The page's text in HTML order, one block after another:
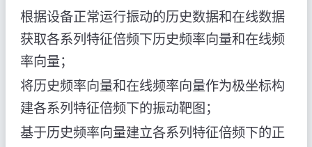
根据设备正常运行振动的历史数据和在线数据
获取各系列特征倍频下历史频率向量和在线频
率向量；
将历史频率向量和在线频率向量作为极坐标构
建各系列特征倍频下的振动靶图；
基于历史频率向量建立各系列特征倍频下的正